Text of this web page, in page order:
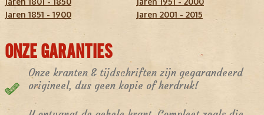
Jaren 1851 - 1900
Jaren 2001 - 2015
ONZE GARANTIES
Onze kranten & tijdschriften zijn gegarandeerd
origineel, dus geen kopie of herdruk!